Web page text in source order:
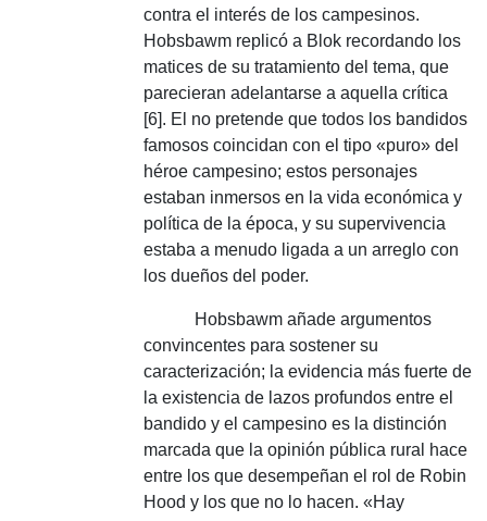
contra el interés de los campesinos.
Hobsbawm replicó a Blok recordando los
matices de su tratamiento del tema, que
parecieran adelantarse a aquella crítica
[6]. El no pretende que todos los bandidos
famosos coincidan con el tipo «puro» del
héroe campesino; estos personajes
estaban inmersos en la vida económica y
política de la época, y su supervivencia
estaba a menudo ligada a un arreglo con
los dueños del poder.
Hobsbawm añade argumentos
convincentes para sostener su
caracterización; la evidencia más fuerte de
la existencia de lazos profundos entre el
bandido y el campesino es la distinción
marcada que la opinión pública rural hace
entre los que desempeñan el rol de Robin
Hood y los que no lo hacen. «Hay